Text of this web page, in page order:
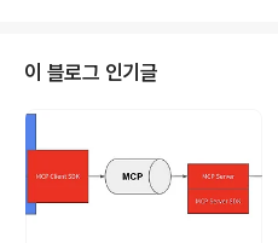
p://blog.pa..
이 블로그 인기글